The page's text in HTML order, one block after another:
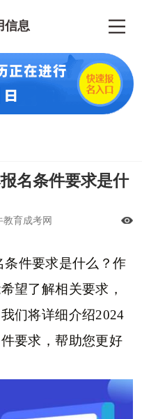
信息
名条件要求是什
教育成考网
条件要求是什么？作
望了解相关要求，
们将详细介绍2024
要求，帮助您更好